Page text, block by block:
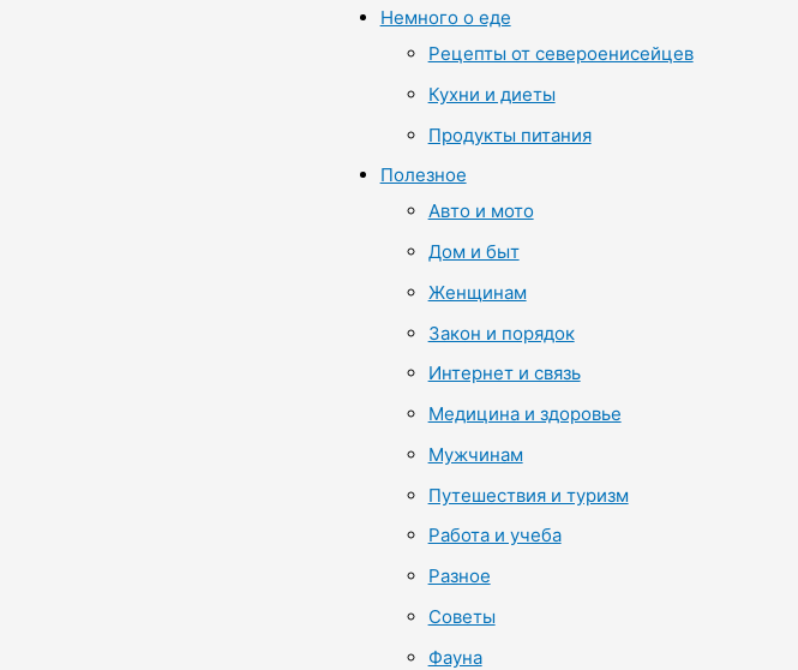
Немного о еде
Рецепты от североенисейцев
Кухни и диеты
Продукты питания
Полезное
Авто и мото
Дом и быт
Женщинам
Закон и порядок
Интернет и связь
Медицина и здоровье
Мужчинам
Путешествия и туризм
Работа и учеба
Разное
Советы
Фауна